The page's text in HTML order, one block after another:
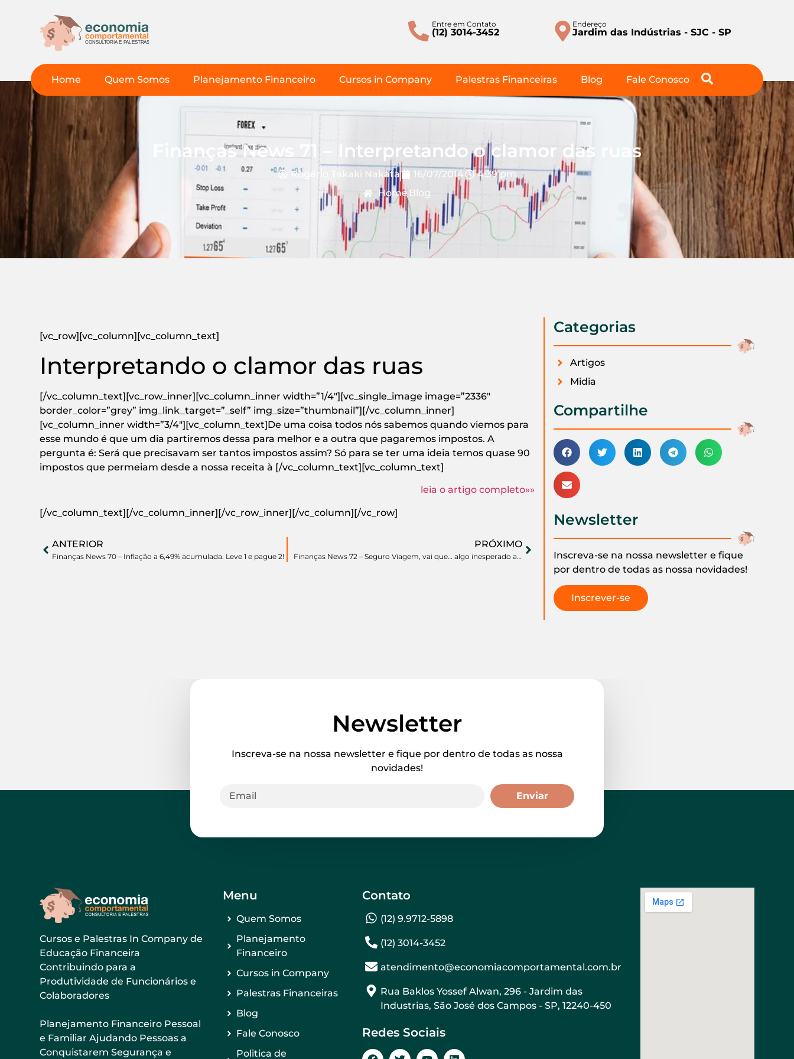
Entre em Contato
(12) 3014-3452
Endereço
Jardim das Indústrias - SJC - SP
Home Quem Somos Planejamento Financeiro Cursos in Company Palestras Financeiras Blog Fale Conosco
Finanças News 71 – Interpretando o clamor das ruas
Rogério Takaki Nakata 16/07/2014
4:39 pm
Home Blog
[vc_row][vc_column][vc_column_text]
Interpretando o clamor das ruas
[/vc_column_text][vc_row_inner][vc_column_inner width=”1/4″][vc_single_image image=”2336″
border_color=”grey” img_link_target=”_self” img_size=”thumbnail”][/vc_column_inner]
[vc_column_inner width=”3/4″][vc_column_text]De uma coisa todos nós sabemos quando viemos para
esse mundo é que um dia partiremos dessa para melhor e a outra que pagaremos impostos. A
pergunta é: Será que precisavam ser tantos impostos assim? Só para se ter uma ideia temos quase 90
impostos que permeiam desde a nossa receita à [/vc_column_text][vc_column_text]
leia o artigo completo»»
[/vc_column_text][/vc_column_inner][/vc_row_inner][/vc_column][/vc_row]
ANTERIOR
Finanças News 70 – Inflação a 6,49% acumulada. Leve 1 e pague 2!
PRÓXIMO
Finanças News 72 – Seguro Viagem, vai que… algo inesperado aconteça.
Categorias
Artigos
Midia
Compartilhe
Newsletter
Inscreva-se na nossa newsletter e fique
por dentro de todas as nossa novidades!
Inscrever-se
Newsletter
Inscreva-se na nossa newsletter e fique por dentro de todas as nossa
novidades!
Enviar
Cursos e Palestras In Company de
Educação Financeira
Contribuindo para a
Produtividade de Funcionários e
Colaboradores
Planejamento Financeiro Pessoal
e Familiar Ajudando Pessoas a
Conquistarem Segurança e
Menu
Quem Somos
Planejamento
Financeiro
Cursos in Company
Palestras Financeiras
Blog
Fale Conosco
Politica de
Contato
(12) 9.9712-5898
(12) 3014-3452
atendimento@economiacomportamental.com.br
Rua Baklos Yossef Alwan, 296 - Jardim das
Industrias, São José dos Campos - SP, 12240-450
Redes Sociais